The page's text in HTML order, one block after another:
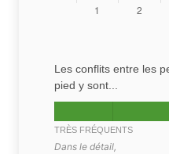
Les conflits entre les
pied y sont...
TRÈS FRÉQUENTS
Dans le détail,